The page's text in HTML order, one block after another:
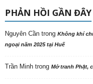
PHẢN HỒI GẦN ĐÂY
Nguyên Cần trong Không khí
ngoại năm 2025 tại Huế
Trần Minh trong Mở tranh Phật,